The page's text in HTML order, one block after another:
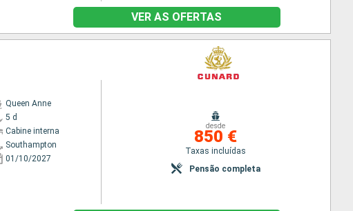
VER AS OFERTAS
Queen Anne
5 d
Cabine interna
Southampton
01/10/2027
desde
850 €
Taxas incluídas
Pensão completa